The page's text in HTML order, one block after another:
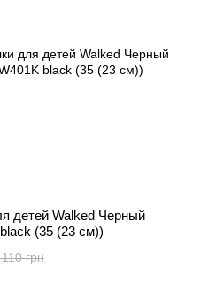
детей Walked Черный
(35 (23 см))
грн